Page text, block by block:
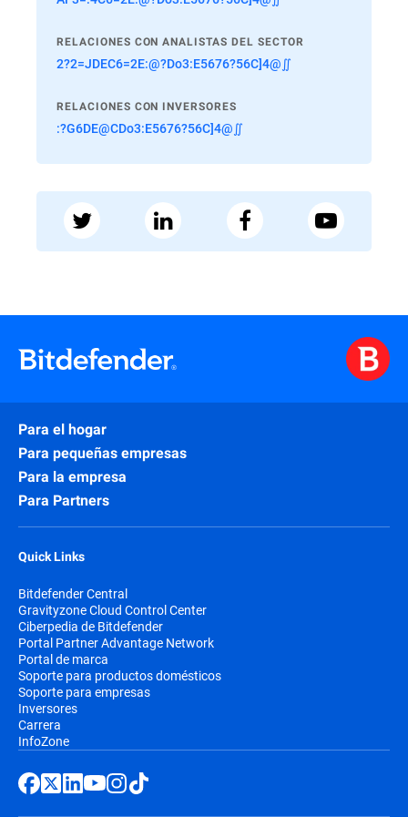
RELACIONES CON ANALISTAS DEL SECTOR
2?2=JDEC6=2E:@?Do3:E5676?56C]4@∬
RELACIONES CON INVERSORES
:?G6DE@CDo3:E5676?56C]4@∬
Para el hogar
Para pequeñas empresas
Para la empresa
Para Partners
Quick Links
Bitdefender Central
Gravityzone Cloud Control Center
Ciberpedia de Bitdefender
Portal Partner Advantage Network
Portal de marca
Soporte para productos domésticos
Soporte para empresas
Inversores
Carrera
InfoZone